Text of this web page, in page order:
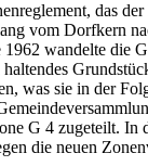
das
vom Dorfkern
wandelte
was sie in der
G 4 zugeteilt.
die neuen